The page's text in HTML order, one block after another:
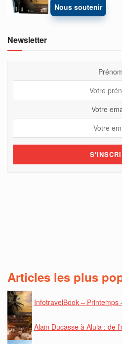
Nous soutenir
Newsletter
Prénom
Votre
Articles les plus
InfotravelBook – Printemps
Alain Ducasse à Alula : de